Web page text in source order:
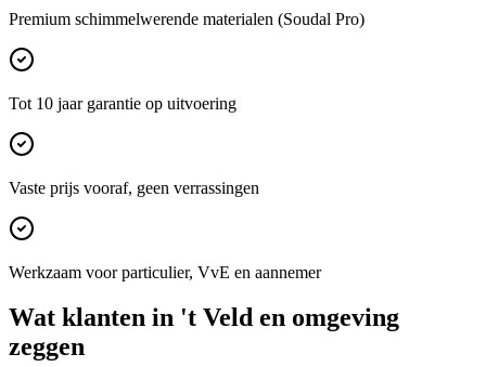
Premium schimmelwerende materialen (Soudal Pro)
Tot 10 jaar garantie op uitvoering
Vaste prijs vooraf, geen verrassingen
Werkzaam voor particulier, VvE en aannemer
Wat klanten in 't Veld en omgeving
zeggen